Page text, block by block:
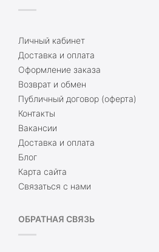
Личный кабинет
Доставка и оплата
Оформление заказа
Возврат и обмен
Публичный договор (оферта)
Контакты
Вакансии
Доставка и оплата
Блог
Карта сайта
Связаться с нами
ОБРАТНАЯ СВЯЗЬ